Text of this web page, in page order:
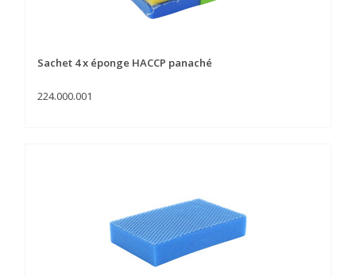
Sachet 4 x éponge HACCP panaché
224.000.001